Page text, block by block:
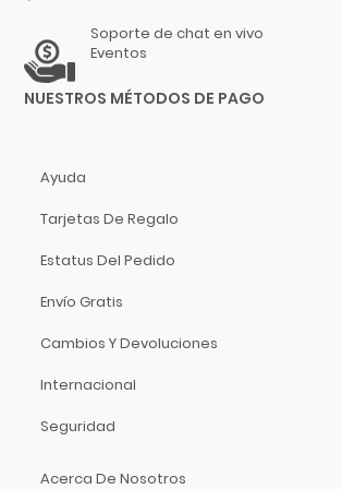
Champagne
Azúl Marino
Azúl Transp.
Negra
Hueso
Azúl Metálico
Rojo Somb.
Negro Somb.
Rojo Poroso
Hal Leonard
Heil Sound
Herco
Hidersine
Hitachi
HK Audio
Hori
Hosa Technology
Inter M
Soporte de chat en vivo
Eventos
NUESTROS MÉTODOS DE PAGO
Ayuda
Tarjetas De Regalo
Estatus Del Pedido
Envío Gratis
Cambios Y Devoluciones
Internacional
Seguridad
Acerca De Nosotros